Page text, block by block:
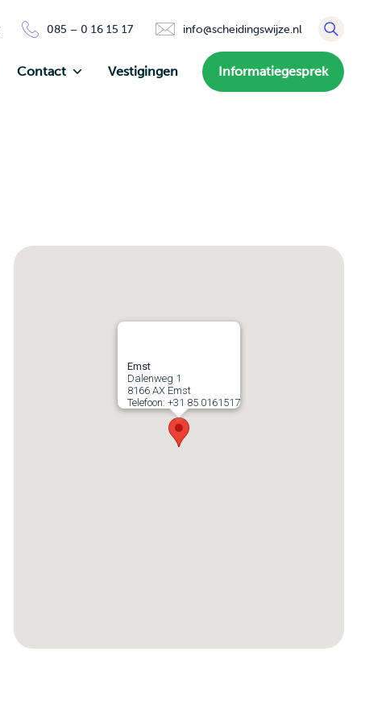
085 – 0 16 15 17 info@scheidingswijze.nl
Contact Vestigingen Informatiegesprek
Emst
Dalenweg 1
8166 AX Emst
Telefoon: +31 85 0161517